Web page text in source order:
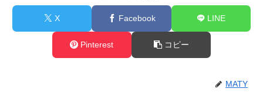
X Facebook LINE
Pinterest コピー
MATY